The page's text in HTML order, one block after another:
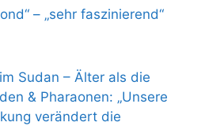
– „sehr faszinierend“
Sudan – Älter als die
& Pharaonen: „Unsere
verändert die